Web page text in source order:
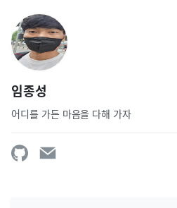
임종성
어디를 가든 마음을 다해 가자